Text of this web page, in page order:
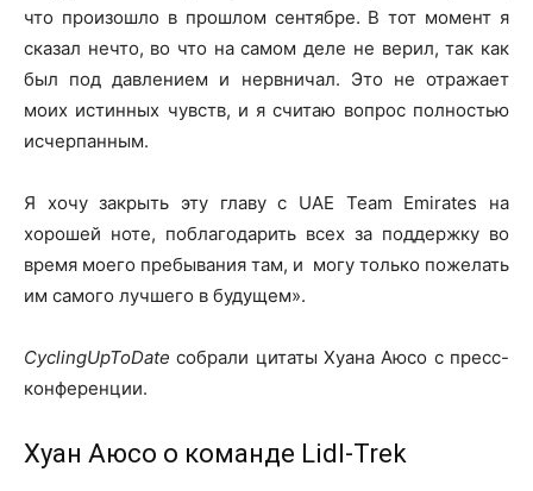
что произошло в прошлом сентябре. В тот момент я
сказал нечто, во что на самом деле не верил, так как
был под давлением и нервничал. Это не отражает
моих истинных чувств, и я считаю вопрос полностью
исчерпанным.
Я хочу закрыть эту главу с UAE Team Emirates на
хорошей ноте, поблагодарить всех за поддержку во
время моего пребывания там, и могу только пожелать
им самого лучшего в будущем».
CyclingUpToDate собрали цитаты Хуана Аюсо с пресс-
конференции.
Хуан Аюсо о команде Lidl-Trek